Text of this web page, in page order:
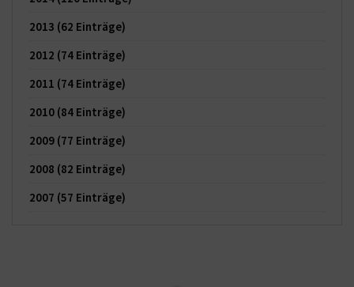
2013 (62 Einträge)
2012 (74 Einträge)
2011 (74 Einträge)
2010 (84 Einträge)
2009 (77 Einträge)
2008 (82 Einträge)
2007 (57 Einträge)